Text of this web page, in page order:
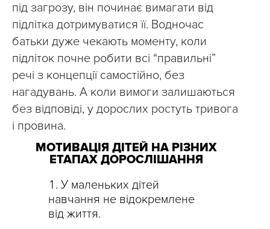
під загрозу, він починає вимагати від
підлітка дотримуватися її. Водночас
батьки дуже чекають моменту, коли
підліток почне робити всі “правильні”
речі з концепції самостійно, без
нагадувань. А коли вимоги залишаються
без відповіді, у дорослих ростуть тривога
і провина.
МОТИВАЦІЯ ДІТЕЙ НА РІЗНИХ
ЕТАПАХ ДОРОСЛІШАННЯ
У маленьких дітей
навчання не відокремлене
від життя.